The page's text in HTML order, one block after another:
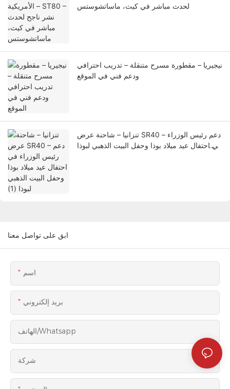
لحدث مباشر في كيث، ماساتشوستس
نيجيريا – مقطورة مسرح متنقلة – تدريب احترافي
ودعم فني في الموقع
تنزانيا – شاحنة عرض SR40 – دعم رئيس الوزراء
في احتفال عيد ميلاد بوذا وحفل البيت الذهبي لبوذا
ابق على تواصل معنا
اسم
بريد إلكتروني
الهاتف/whatsapp
شركة